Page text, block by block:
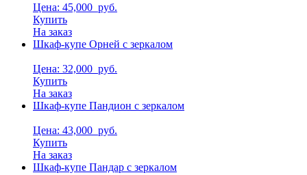
Цена: 45,000 руб.
Купить
На заказ
Шкаф-купе Орней с зеркалом
Цена: 32,000 руб.
Купить
На заказ
Шкаф-купе Пандион с зеркалом
Цена: 43,000 руб.
Купить
На заказ
Шкаф-купе Пандар с зеркалом